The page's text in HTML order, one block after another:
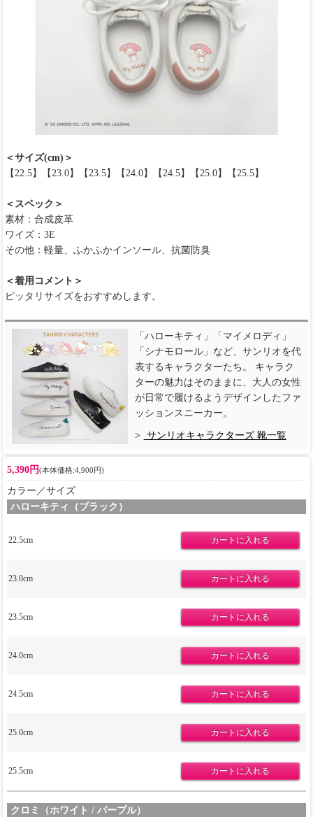
＜サイズ(cm)＞
【22.5】【23.0】【23.5】【24.0】【24.5】【25.0】【25.5】
＜スペック＞
素材：合成皮革
ワイズ：3E
その他：軽量、ふかふかインソール、抗菌防臭
＜着用コメント＞
ピッタリサイズをおすすめします。
「ハローキティ」「マイメロディ」
「シナモロール」など、サンリオを代
表するキャラクターたち。 キャラク
ターの魅力はそのままに、大人の女性
が日常で履けるようデザインしたファ
ッションスニーカー。
サンリオキャラクターズ 靴一覧
5,390円(本体価格:4,900円)
カラー／サイズ
ハローキティ（ブラック）
22.5cm
23.0cm
23.5cm
24.0cm
24.5cm
25.0cm
25.5cm
クロミ（ホワイト / パープル）